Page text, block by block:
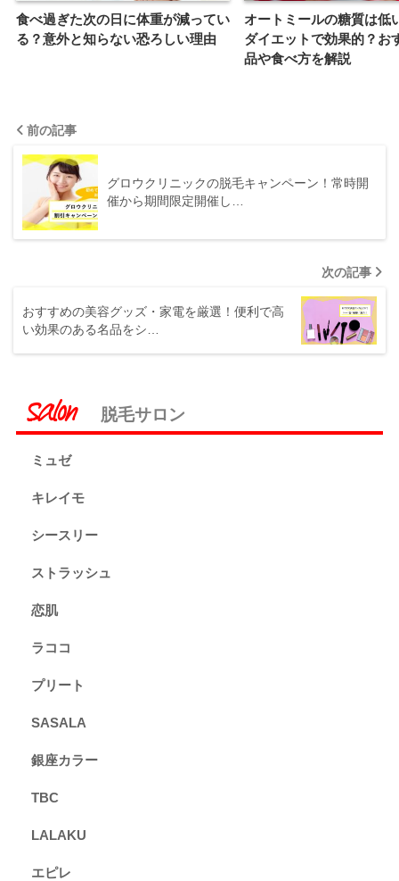
食べ過ぎた次の日に体重が減ってい
る？意外と知らない恐ろしい理由
オートミールの糖質は低
ダイエットで効果的？お
品や食べ方を解説
前の記事
グロウクリニックの脱毛キャンペーン！常時開
催から期間限定開催し…
次の記事
おすすめの美容グッズ・家電を厳選！便利で高
い効果のある名品をシ…
脱毛サロン
ミュゼ
キレイモ
シースリー
ストラッシュ
恋肌
ラココ
プリート
SASALA
銀座カラー
TBC
LALAKU
エピレ